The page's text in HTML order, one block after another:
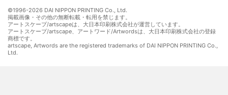
©1996-2026 DAI NIPPON PRINTING Co., Ltd.
掲載画像・その他の無断転載・転用を禁じます。
アートスケープ/artscapeは、大日本印刷株式会社が運営しています。
アートスケープ/artscape、アートワード/Artwordsは、大日本印刷株式会社の登録
商標です。
artscape, Artwords are the registered trademarks of DAI NIPPON PRINTING Co.,
Ltd.